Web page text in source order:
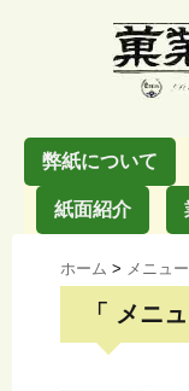
弊紙について
紙面紹介
ホーム > メニュ
「 メニ